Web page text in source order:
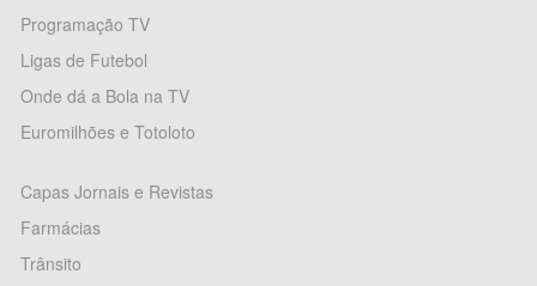
Programação TV
Ligas de Futebol
Onde dá a Bola na TV
Euromilhões e Totoloto
Capas Jornais e Revistas
Farmácias
Trânsito